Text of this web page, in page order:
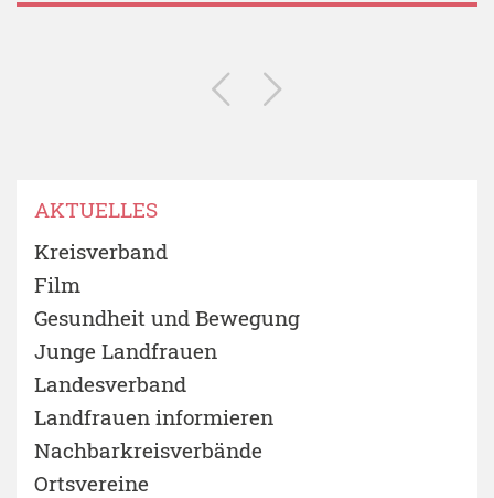
AKTUELLES
Kreisverband
Film
Gesundheit und Bewegung
Junge Landfrauen
Landesverband
Landfrauen informieren
Nachbarkreisverbände
Ortsvereine